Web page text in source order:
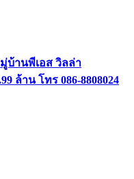
บ้านพีเอส วิลล่า
ล้าน โทร 086-8808024